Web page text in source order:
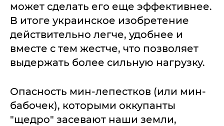
может сделать его еще эффективнее.
В итоге украинское изобретение
действительно легче, удобнее и
вместе с тем жестче, что позволяет
выдержать более сильную нагрузку.
Опасность мин-лепестков (или мин-
бабочек), которыми оккупанты
"щедро" засевают наши земли,